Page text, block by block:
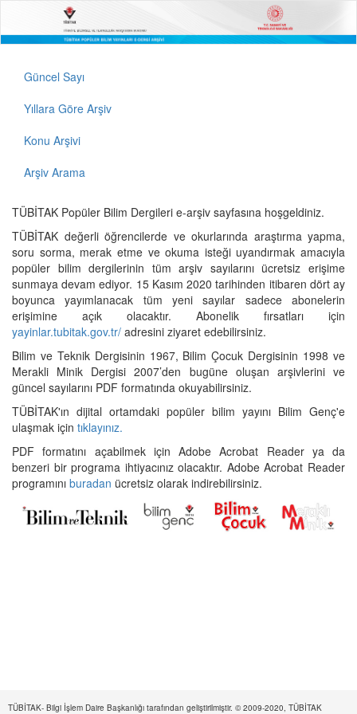
Güncel Sayı
Yıllara Göre Arşiv
Konu Arşivi
Arşiv Arama
TÜBİTAK Popüler Bilim Dergileri e-arşiv sayfasına hoşgeldiniz.
TÜBİTAK değerli öğrencilerde ve okurlarında araştırma yapma,
soru sorma, merak etme ve okuma isteği uyandırmak amacıyla
popüler bilim dergilerinin tüm arşiv sayılarını ücretsiz erişime
sunmaya devam ediyor. 15 Kasım 2020 tarihinden itibaren dört ay
boyunca yayımlanacak tüm yeni sayılar sadece abonelerin
erişimine açık olacaktır. Abonelik fırsatları için
yayinlar.tubitak.gov.tr/ adresini ziyaret edebilirsiniz.
Bilim ve Teknik Dergisinin 1967, Bilim Çocuk Dergisinin 1998 ve
Merakli Minik Dergisi 2007’den bugüne oluşan arşivlerini ve
güncel sayılarını PDF formatında okuyabilirsiniz.
TÜBİTAK'ın dijital ortamdaki popüler bilim yayını Bilim Genç'e
ulaşmak için tıklayınız.
PDF formatını açabilmek için Adobe Acrobat Reader ya da
benzeri bir programa ihtiyacınız olacaktır. Adobe Acrobat Reader
programını buradan ücretsiz olarak indirebilirsiniz.
TÜBİTAK- Bilgi İşlem Daire Başkanlığı tarafından geliştirilmiştir. © 2009-2020, TÜBİTAK